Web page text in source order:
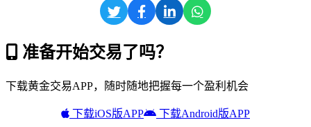
准备开始交易了吗？
下载黄金交易APP，随时随地把握每一个盈利机会
下载iOS版APP 下载Android版APP